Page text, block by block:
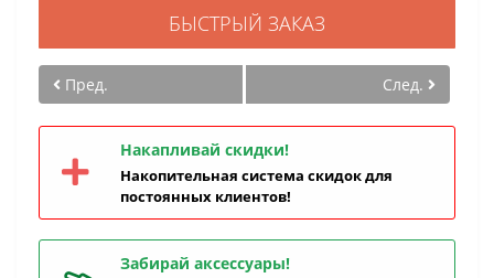
БЫСТРЫЙ ЗАКАЗ
Пред. След.
Накапливай скидки!
Накопительная система скидок для
постоянных клиентов!
Забирай аксессуары!